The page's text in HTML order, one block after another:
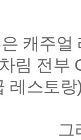
캐주
림 전부
레스토
등의